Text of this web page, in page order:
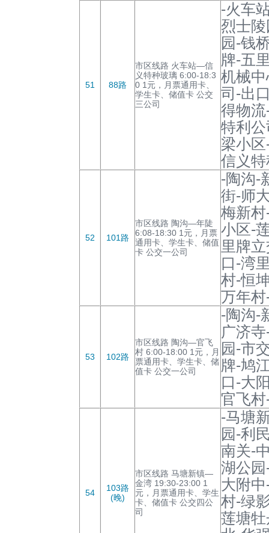
51 88路
市区线路 火车站—信
义特种玻璃 6:00-18:3
0 1元，月票通用卡、
学生卡、储值卡 公交
三公司
-火车
烈士
园-钱
牌-五
机械
司-出
得物
特利
梁小
信义
52 101路
市区线路 陶沟—年陡
6:08-18:30 1元，月票
通用卡、学生卡、储值
卡 公交一公司
-陶沟-
街-师
梅新
小区-
里牌
口-湾
村-恒
万年
53 102路
市区线路 陶沟—官飞
村 6:00-18:00 1元，月
票通用卡、学生卡、储
值卡 公交一公司
-陶沟-
广济
园-市
牌-鸠
口-大
官飞村
54
103路
(晚)
市区线路 马塘新镇—
金湾 19:30-23:00 1
元，月票通用卡、学生
卡、储值卡 公交四公
司
-马塘
园-利
南关-
湖公
大附
村-绿
莲塘